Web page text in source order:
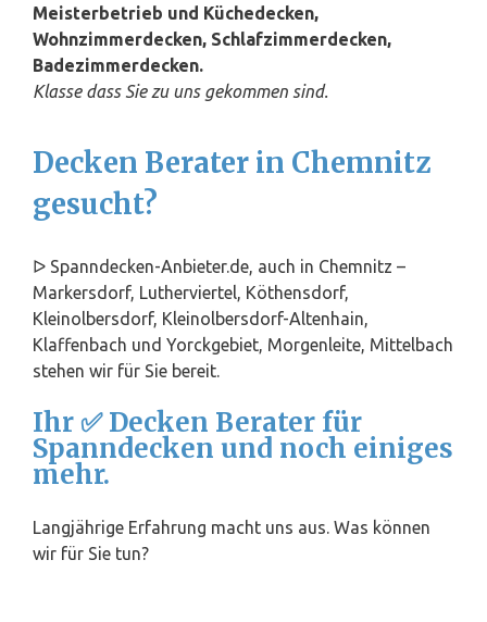
Meisterbetrieb und Küchedecken,
Wohnzimmerdecken, Schlafzimmerdecken,
Badezimmerdecken.
Klasse dass Sie zu uns gekommen sind.
Decken Berater in Chemnitz
gesucht?
ᐅ Spanndecken-Anbieter.de, auch in Chemnitz –
Markersdorf, Lutherviertel, Köthensdorf,
Kleinolbersdorf, Kleinolbersdorf-Altenhain,
Klaffenbach und Yorckgebiet, Morgenleite, Mittelbach
stehen wir für Sie bereit.
Ihr ✅ Decken Berater für
Spanndecken und noch einiges
mehr.
Langjährige Erfahrung macht uns aus. Was können
wir für Sie tun?